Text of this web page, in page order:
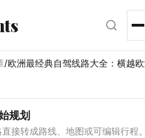
/欧洲最经典自驾线路大全：横越
规划
接转成路线、地图或可编辑行程。